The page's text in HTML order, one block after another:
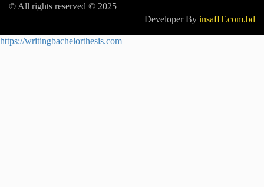
© All rights reserved © 2025
Developer By insafIT.com.bd
https://writingbachelorthesis.com